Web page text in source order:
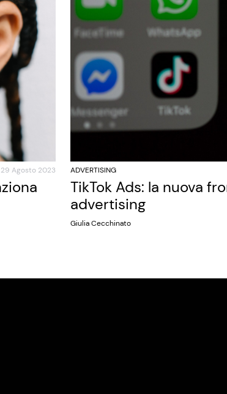
29 Agosto 2023 ADVERTISING
TikTok Ads: la nuova
advertising
Giulia Cecchinato